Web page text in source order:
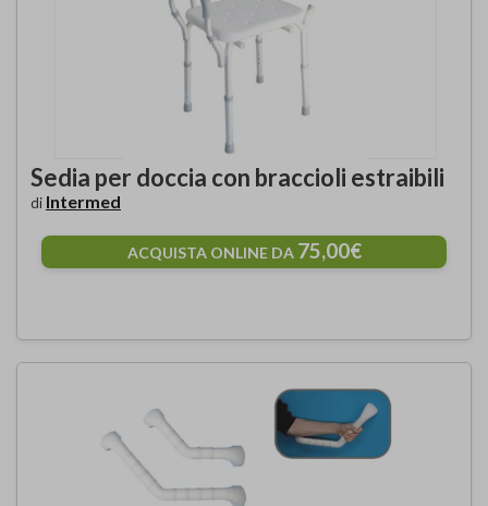
Sedia per doccia con braccioli estraibili
di Intermed
ACQUISTA ONLINE DA 75,00€